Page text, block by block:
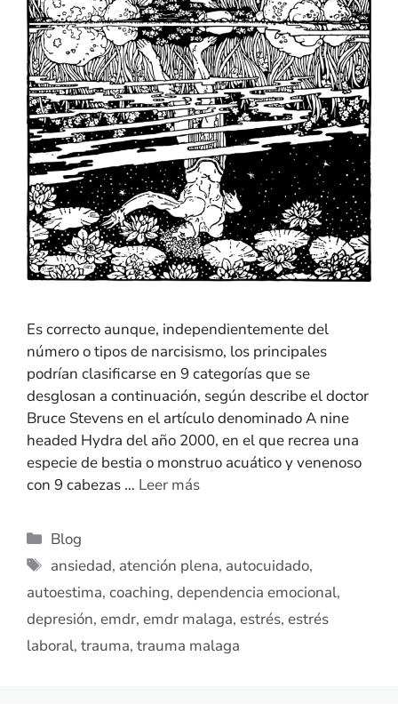
Es correcto aunque, independientemente del
número o tipos de narcisismo, los principales
podrían clasificarse en 9 categorías que se
desglosan a continuación, según describe el doctor
Bruce Stevens en el artículo denominado A nine
headed Hydra del año 2000, en el que recrea una
especie de bestia o monstruo acuático y venenoso
con 9 cabezas … Leer más
Blog
ansiedad, atención plena, autocuidado,
autoestima, coaching, dependencia emocional,
depresión, emdr, emdr malaga, estrés, estrés
laboral, trauma, trauma malaga